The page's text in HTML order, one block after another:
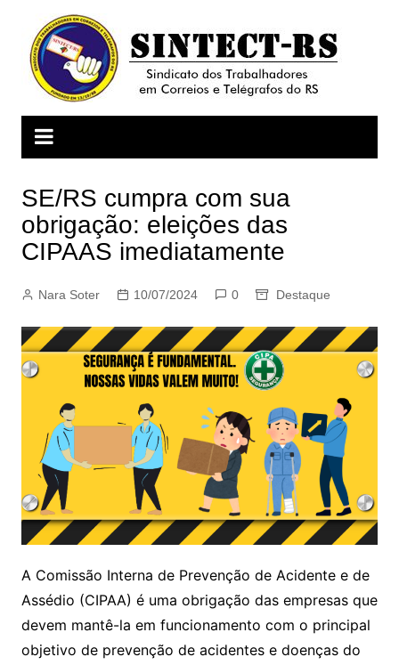
conteúdo
SE/RS cumpra com sua
obrigação: eleições das
CIPAAS imediatamente
Nara Soter 10/07/2024 0 Destaque
A Comissão Interna de Prevenção de Acidente e de
Assédio (CIPAA) é uma obrigação das empresas que
devem mantê-la em funcionamento com o principal
objetivo de prevenção de acidentes e doenças do